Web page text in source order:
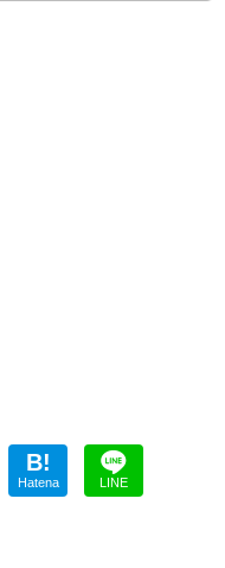
B!
Hatena LINE